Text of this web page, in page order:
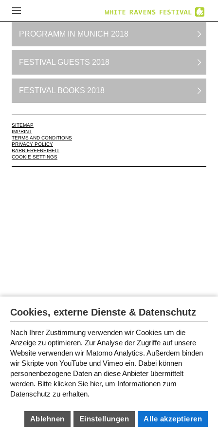
PROGRAMM IN MUNICH 2018
FESTIVAL GUESTS 2018
FESTIVAL BOOKS 2018
SITEMAP
IMPRINT
TERMS AND CONDITIONS
PRIVACY POLICY
BARRIEREFREIHEIT
COOKIE SETTINGS
Cookies, externe Dienste & Datenschutz
Nach Ihrer Zustimmung verwenden wir Cookies um die
Anzeige zu optimieren. Zur Analyse der Zugriffe auf unsere
Website verwenden wir Matomo Analytics. Außerdem binden
wir Skripte von YouTube und Vimeo ein. Dabei können
personenbezogene Daten an diese Anbieter übermittelt
werden. Bitte klicken Sie hier, um Informationen zum
Datenschutz zu erhalten.
Ablehnen Einstellungen Alle akzeptieren